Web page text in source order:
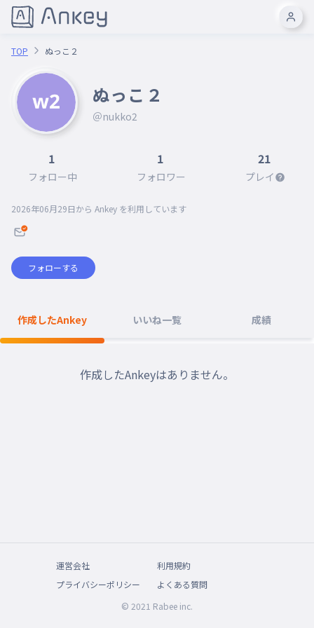
TOP ぬっこ２
ぬっこ２
＠nukko2
1
フォロー中
1
フォロワー
21
プレイ
2026年06月29日から Ankey を利用しています
フォローする
作成したAnkey いいね一覧 成績
作成したAnkeyはありません。
運営会社
利用規約
プライバシーポリシー
よくある質問
© 2021 Rabee inc.